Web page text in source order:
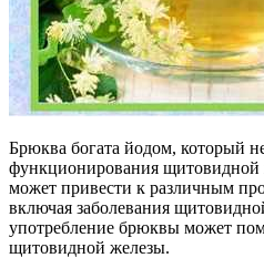
Брюква богата йодом, который
функционирования щитовидной
может привести к различным
включая заболевания
употребление брюквы может
щитовидной железы.